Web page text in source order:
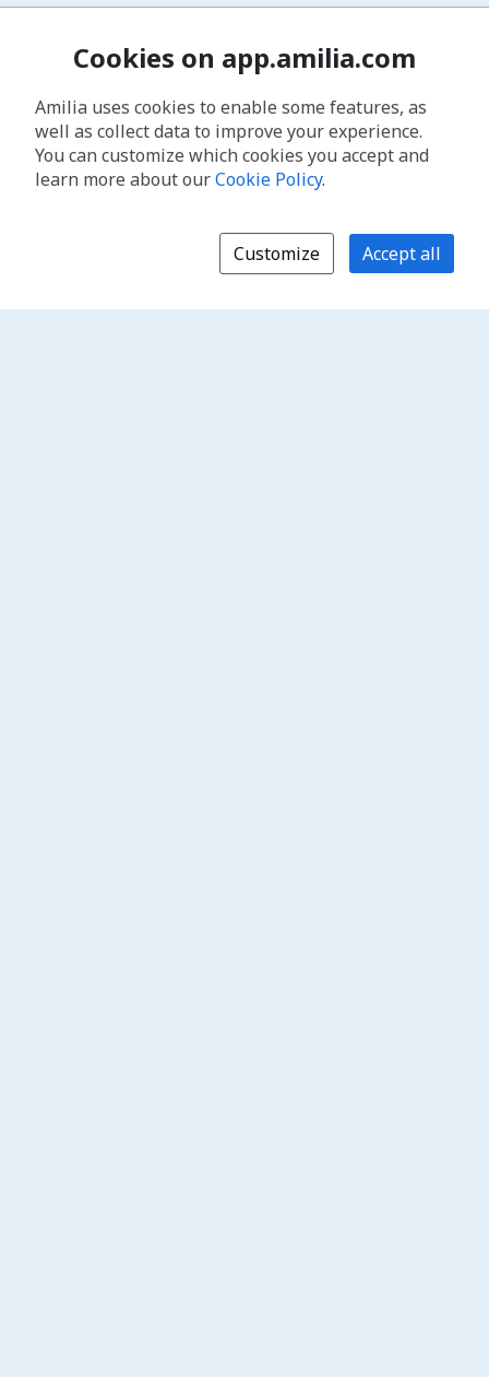
Cookies on app.amilia.com
Amilia uses cookies to enable some features, as
well as collect data to improve your experience.
You can customize which cookies you accept and
learn more about ourCookie Policy.
Customize Accept all